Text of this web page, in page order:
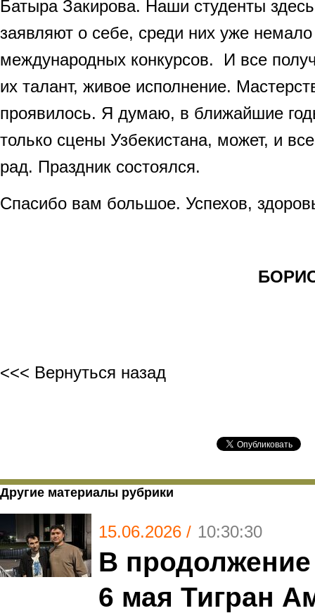
Батыра Закирова. Наши студенты
заявляют о себе, среди них уже
международных конкурсов. И все
их талант, живое исполнение.
проявилось. Я думаю, в ближайшие
только сцены Узбекистана, может, и
рад. Праздник состоялся.
Спасибо вам большое. Успехов,
<<< Вернуться назад
Другие материалы рубрики
15.06.2026 / 10:30:30
В
6 мая Тигран